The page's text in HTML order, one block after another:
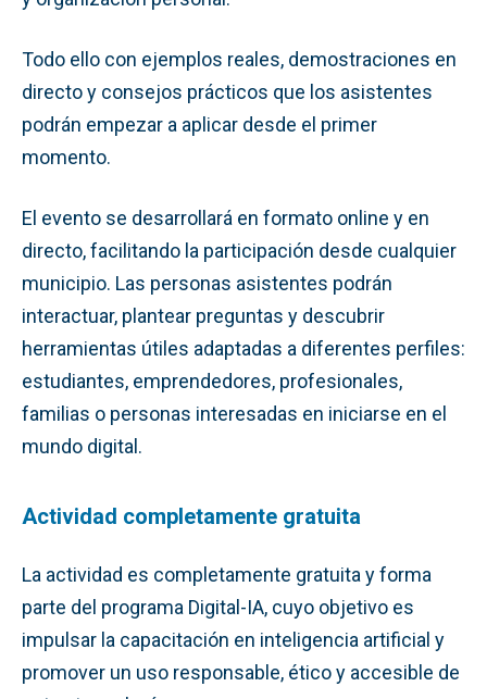
Todo ello con ejemplos reales, demostraciones en
directo y consejos prácticos que los asistentes
podrán empezar a aplicar desde el primer
momento.
El evento se desarrollará en formato online y en
directo, facilitando la participación desde cualquier
municipio. Las personas asistentes podrán
interactuar, plantear preguntas y descubrir
herramientas útiles adaptadas a diferentes perfiles:
estudiantes, emprendedores, profesionales,
familias o personas interesadas en iniciarse en el
mundo digital.
Actividad completamente gratuita
La actividad es completamente gratuita y forma
parte del programa Digital-IA, cuyo objetivo es
impulsar la capacitación en inteligencia artificial y
promover un uso responsable, ético y accesible de